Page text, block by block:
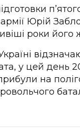
армії Юрій
роки його
у цей день
на